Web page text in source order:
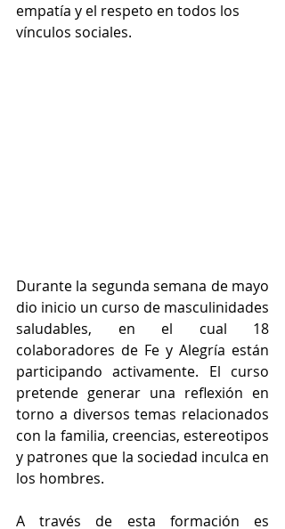
empatía y el respeto en todos los
vínculos sociales.
Durante la segunda semana de mayo
dio inicio un curso de masculinidades
saludables, en el cual 18
colaboradores de Fe y Alegría están
participando activamente. El curso
pretende generar una reflexión en
torno a diversos temas relacionados
con la familia, creencias, estereotipos
y patrones que la sociedad inculca en
los hombres.
A través de esta formación es